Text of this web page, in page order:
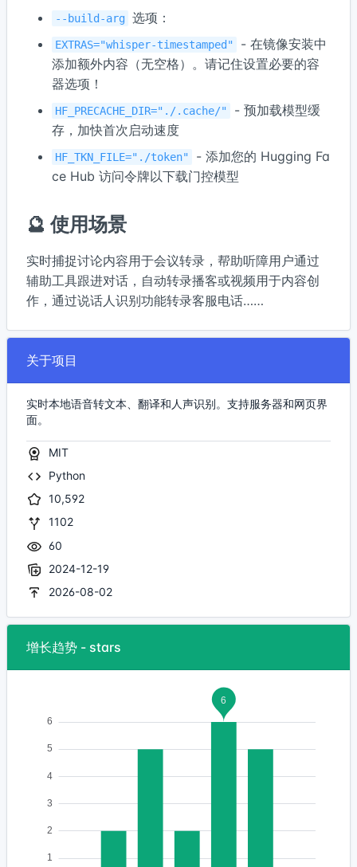
--build-arg 选项：
EXTRAS="whisper-timestamped"
- 在镜像安装中
添加额外内容（无空格）。请记住设置必要的容
器选项！
HF_PRECACHE_DIR="./.cache/"
- 预加载模型缓
存，加快首次启动速度
HF_TKN_FILE="./token"
- 添加您的 Hugging Fa
ce Hub 访问令牌以下载门控模型
🔮 使用场景
实时捕捉讨论内容用于会议转录，帮助听障用户通过
辅助工具跟进对话，自动转录播客或视频用于内容创
作，通过说话人识别功能转录客服电话……
关于项目
实时本地语音转文本、翻译和人声识别。支持服务器和网页界
面。
MIT
Python
10,592
1102
60
2024-12-19
2026-08-02
增长趋势 - stars